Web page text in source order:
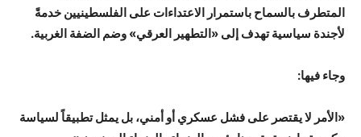
المتطرف بالسماح باستمرار الاعتداءات على الفلسطينيين خدمةً
لأجندة سياسية تهدف إلى «التطهير العرقي» وضم الضفة الغربية.
وجاء فيها:
«الأمر لا يقتصر على فشل عسكري أو أمني، بل يمثل تطبيقاً لسياسة